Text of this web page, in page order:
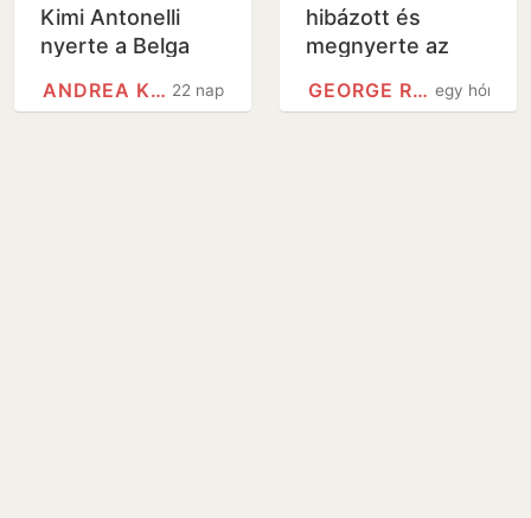
Kimi Antonelli
nyerte a Belga
22 nap
ANDREA KIMI ANTONELLI
hibázott és
megnyerte az
egy hónap
GEORGE RUSSELL